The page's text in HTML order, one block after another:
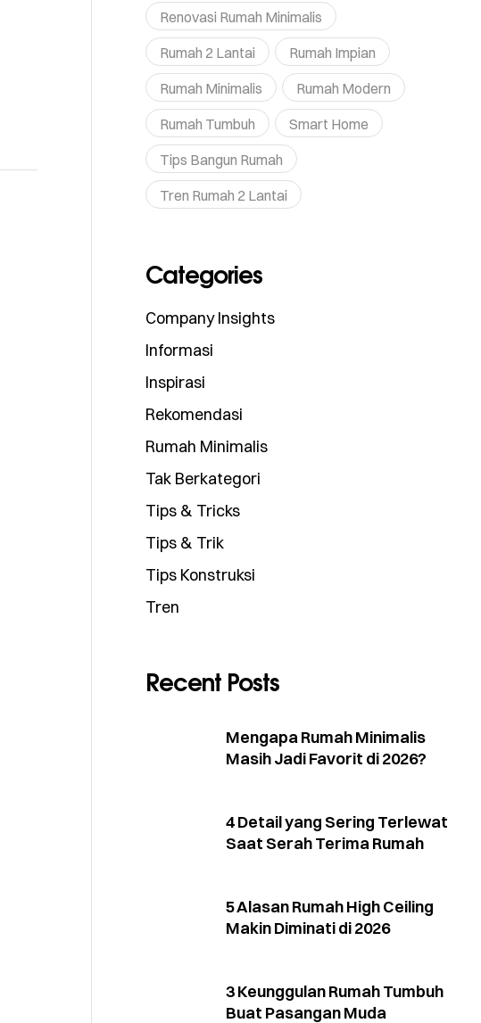
Renovasi Rumah Minimalis
Rumah 2 Lantai
Rumah Impian
Rumah Minimalis
Rumah Modern
Rumah Tumbuh
Smart Home
Tips Bangun Rumah
Tren Rumah 2 Lantai
Categories
Company Insights
Informasi
Inspirasi
Rekomendasi
Rumah Minimalis
Tak Berkategori
Tips & Tricks
Tips & Trik
Tips Konstruksi
Tren
Recent Posts
Mengapa Rumah Minimalis
Masih Jadi Favorit di 2026?
4 Detail yang Sering Terlewat
Saat Serah Terima Rumah
5 Alasan Rumah High Ceiling
Makin Diminati di 2026
3 Keunggulan Rumah Tumbuh
Buat Pasangan Muda